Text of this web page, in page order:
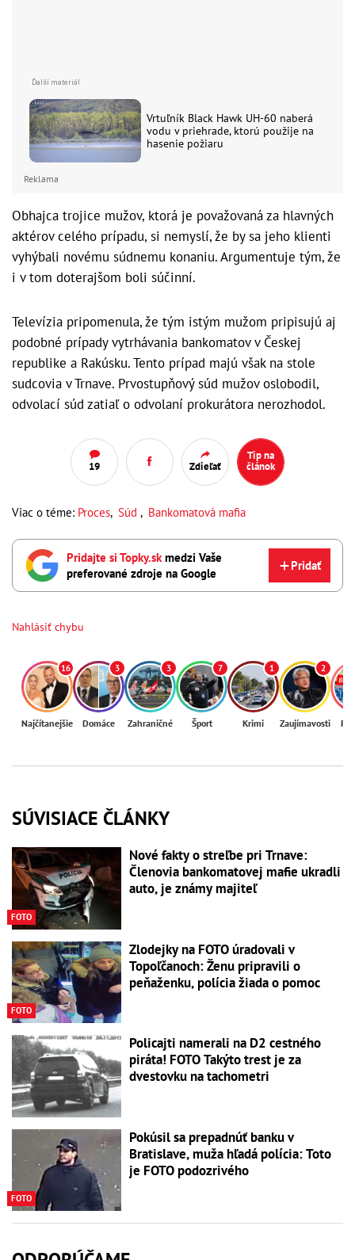
Vrtuľník Black Hawk UH-60 naberá
vodu v priehrade, ktorú použije na
hasenie požiaru
Reklama
Obhajca trojice mužov, ktorá je považovaná za hlavných
aktérov celého prípadu, si nemyslí, že by sa jeho klienti
vyhýbali novému súdnemu konaniu. Argumentuje tým, že
i v tom doterajšom boli súčinní.
Televízia pripomenula, že tým istým mužom pripisujú aj
podobné prípady vytrhávania bankomatov v Českej
republike a Rakúsku. Tento prípad majú však na stole
sudcovia v Trnave. Prvostupňový súd mužov oslobodil,
odvolací súd zatiaľ o odvolaní prokurátora nerozhodol.
19 Zdieľať
Tip na
článok
Viac o téme: Proces, Súd , Bankomatová mafia
Pridajte si Topky.sk medzi Vaše
preferované zdroje na Google
Pridať
Nahlásiť chybu
16
Najčítanejšie
3
Domáce
3
Zahraničné
7
Šport
1
Krimi
2
Zaujímavosti
SÚVISIACE ČLÁNKY
FOTO
Nové fakty o streľbe pri Trnave:
Členovia bankomatovej mafie ukradli
auto, je známy majiteľ
FOTO
Zlodejky na FOTO úradovali v
Topoľčanoch: Ženu pripravili o
peňaženku, polícia žiada o pomoc
Policajti namerali na D2 cestného
piráta! FOTO Takýto trest je za
dvestovku na tachometri
FOTO
Pokúsil sa prepadnúť banku v
Bratislave, muža hľadá polícia: Toto
je FOTO podozrivého